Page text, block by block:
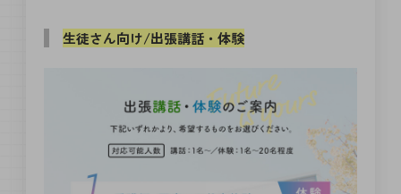
生徒さん向け/出張講話・体験